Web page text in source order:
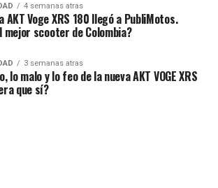
4 semanas atras
AKT Voge XRS 180 llegó a PubliMotos.
mejor scooter de Colombia?
3 semanas atras
lo malo y lo feo de la nueva AKT VOGE XRS
que sí?